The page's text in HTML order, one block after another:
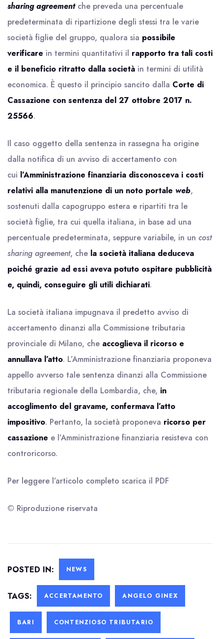
sharing agreementche preveda una percentuale
predeterminata di ripartizione degli stessi tra le varie
società figlie del gruppo, qualora sia possibile
verificare in termini quantitativi il rapporto tra tali costi
e il beneficio ritratto dalla società in termini di utilità
economica. È questo il principio sancito dalla Corte di
Cassazione con sentenza del 27 ottobre 2017 n.
25566.
Il caso oggetto della sentenza in rassegna ha origine
dalla notifica di un avviso di accertamento con
cui l’Amministrazione finanziaria disconosceva i costi
relativi alla manutenzione di un noto portale web,
sostenuti dalla capogruppo estera e ripartiti tra le
società figlie, tra cui quella italiana, in base ad una
percentuale predeterminata, seppure variabile, in un cost
sharing agreement, che la società italiana deduceva
poiché grazie ad essi aveva potuto ospitare pubblicità
e, quindi, conseguire gli utili dichiarati.
La società italiana impugnava il predetto avviso di
accertamento dinanzi alla Commissione tributaria
provinciale di Milano, che accoglieva il ricorso e
annullava l’atto. L’Amministrazione finanziaria proponeva
appello avverso tale sentenza dinanzi alla Commissione
tributaria regionale della Lombardia, che, in
accoglimento del gravame, confermava l’atto
impositivo. Pertanto, la società proponeva ricorso per
cassazione e l’Amministrazione finanziaria resisteva con
controricorso.
Per leggere l’articolo completo scarica il PDF
© Riproduzione riservata
POSTED IN: NEWS
TAGS: ACCERTAMENTO ANGELO GINEX
BARI CONTENZIOSO TRIBUTARIO